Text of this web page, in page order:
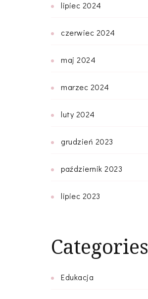
lipiec 2024
czerwiec 2024
maj 2024
marzec 2024
luty 2024
grudzień 2023
październik 2023
lipiec 2023
Categories
Edukacja